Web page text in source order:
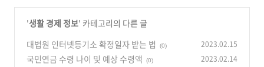
'생활 경제 정보' 카테고리의 다른 글
대법원 인터넷등기소 확정일자 받는 법
(0) 2023.02.15
국민연금 수령 나이 및 예상 수령액 (0) 2023.02.14